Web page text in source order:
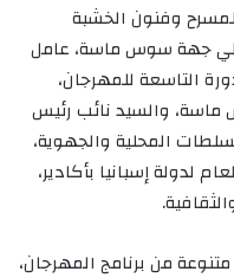
وفنون الخشبة
جهة سوس ماسة، عامل
التاسعة للمهرجان،
والسيد نائب رئيس
المحلية والجهوية،
لدولة إسبانيا بأكادير،
من برنامج المهرجان،